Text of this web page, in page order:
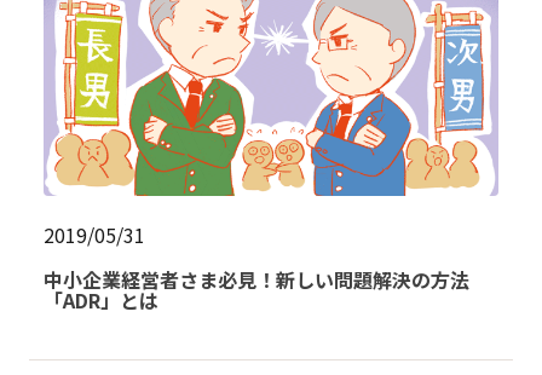
2019/05/31
中小企業経営者さま必見！新しい問題解決の方法
「ADR」とは